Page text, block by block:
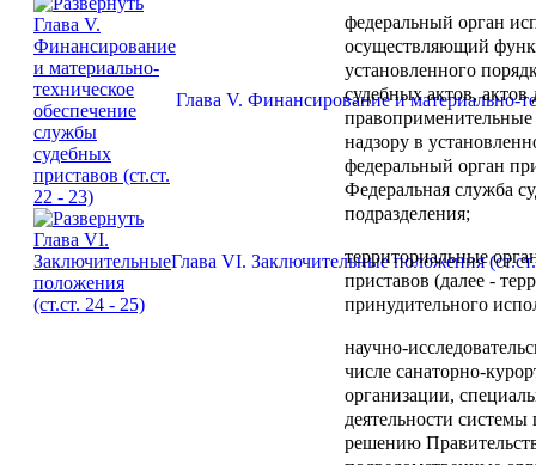
Глава V. Финансирование и материально-
Глава VI. Заключительные положения
федеральный орган
осуществляющий
установленного
судебных актов,
надзору в
федеральный орган
Федеральная служба
подразделения;
территориальные
приставов (далее -
принудительного
научно-
числе санаторно-
организации,
деятельности
решению